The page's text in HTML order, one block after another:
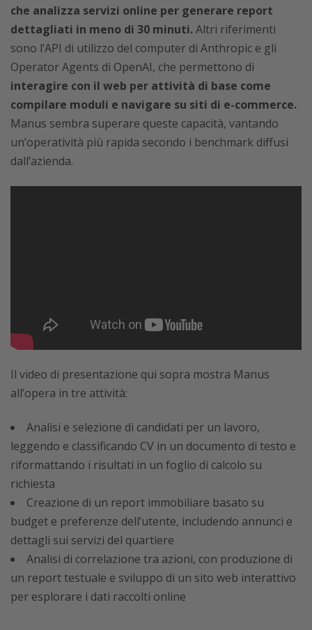
che analizza servizi online per generare report
dettagliati in meno di 30 minuti.Altri riferimenti
sono l’API di utilizzo del computer di Anthropic e gli
Operator Agents di OpenAI, che permettono di
interagire con il web per attività di base come
compilare moduli e navigare su siti di e-commerce.
Manus sembra superare queste capacità, vantando
un’operatività più rapida secondo i benchmark diffusi
dall’azienda.
Il video di presentazione qui sopra mostra Manus
all’opera in tre attività:
Analisi e selezione di candidati per un lavoro,
leggendo e classificando CV in un documento di testo e
riformattando i risultati in un foglio di calcolo su
richiesta
Creazione di un report immobiliare basato su
budget e preferenze dell’utente, includendo annunci e
dettagli sui servizi del quartiere
Analisi di correlazione tra azioni, con produzione di
un report testuale e sviluppo di un sito web interattivo
per esplorare i dati raccolti online